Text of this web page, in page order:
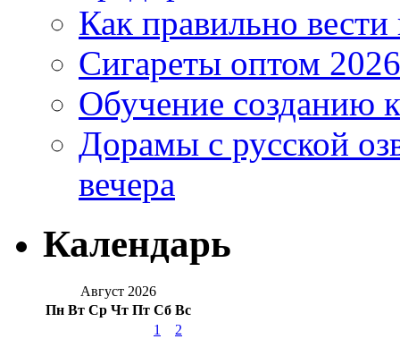
Как правильно
Сигареты оптом
Обучение созданию
Дорамы с русской
вечера
Календарь
Август 2026
Пн Вт Ср Чт Пт Сб Вс
1
2